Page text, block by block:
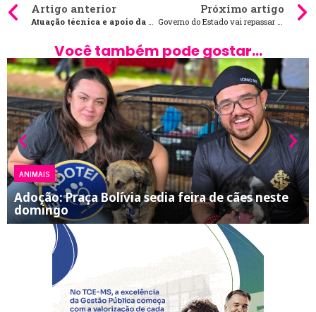
Artigo anterior Próximo artigo
Você também pode gostar...
ANIMAIS
Adoção: Praça Bolívia sedia feira de cães neste
domingo